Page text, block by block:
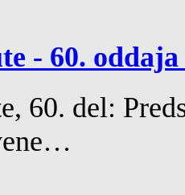
- 60. oddaja
60. del: